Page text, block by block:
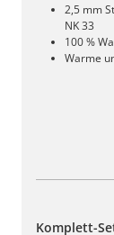
2,5 mm
NK 33
100 %
Warme
Komplett-